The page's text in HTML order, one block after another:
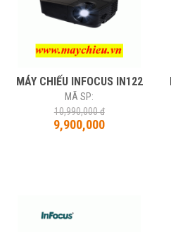
MÁY CHIẾU INFOCUS IN122
MÃ SP:
10,990,000 đ
9,900,000